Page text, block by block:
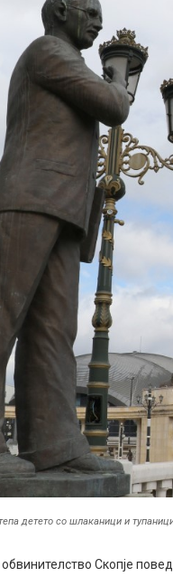
детето со шлаканици и
Скопје